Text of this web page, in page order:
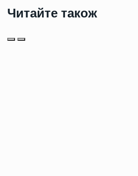
Читайте також